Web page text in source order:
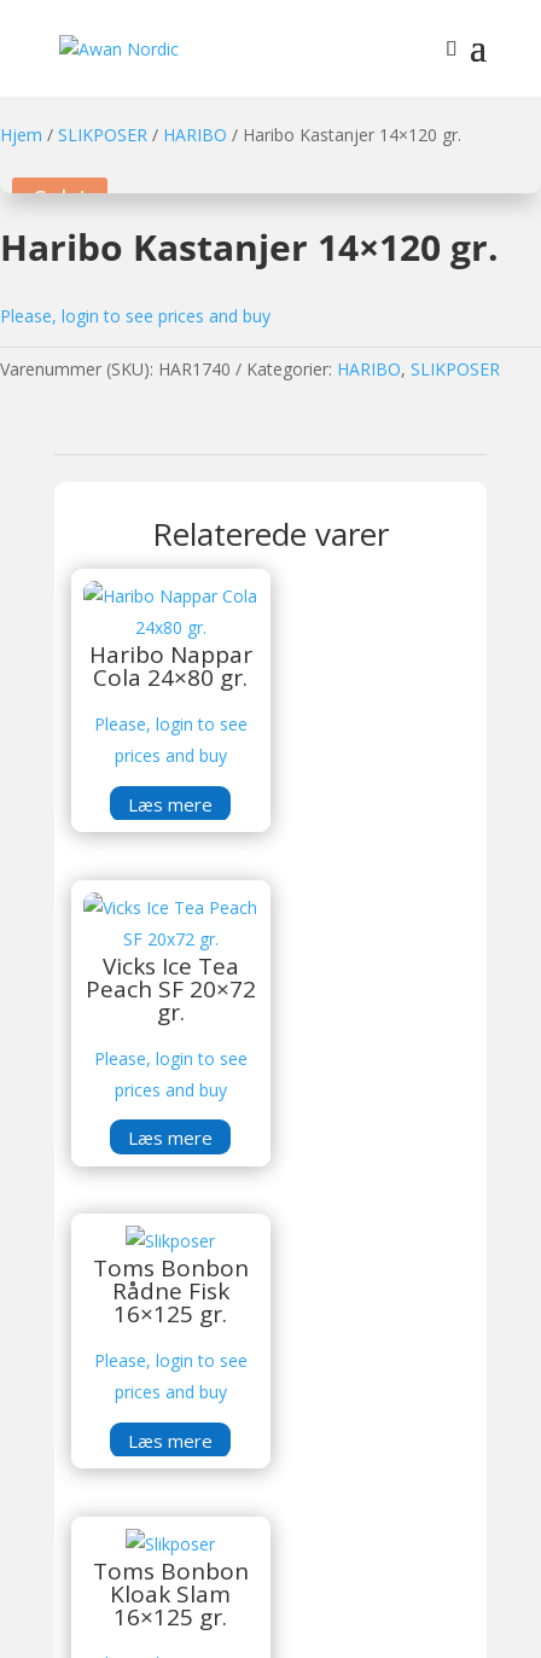
Hjem / SLIKPOSER / HARIBO / Haribo Kastanjer 14×120 gr.
Sale!
Haribo Kastanjer 14×120 gr.
Please, login to see prices and buy
Varenummer (SKU): HAR1740 Kategorier: HARIBO, SLIKPOSER
Relaterede varer
Haribo Nappar
Cola 24×80 gr.
Please, login to see
prices and buy
Læs mere
Vicks Ice Tea
Peach SF 20×72
gr.
Please, login to see
prices and buy
Læs mere
Toms Bonbon
Rådne Fisk
16×125 gr.
Please, login to see
prices and buy
Læs mere
Toms Bonbon
Kloak Slam
16×125 gr.